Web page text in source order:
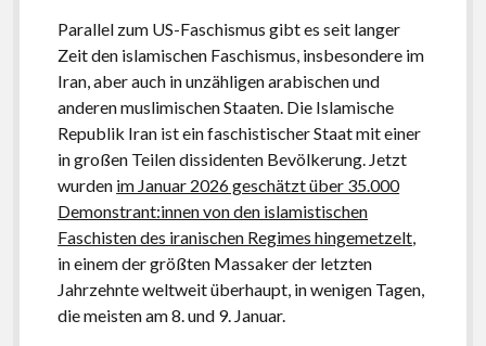
Parallel zum US-Faschismus gibt es seit langer
Zeit den islamischen Faschismus, insbesondere im
Iran, aber auch in unzähligen arabischen und
anderen muslimischen Staaten. Die Islamische
Republik Iran ist ein faschistischer Staat mit einer
in großen Teilen dissidenten Bevölkerung. Jetzt
wurden im Januar 2026 geschätzt über 35.000
Demonstrant:innen von den islamistischen
Faschisten des iranischen Regimes hingemetzelt,
in einem der größten Massaker der letzten
Jahrzehnte weltweit überhaupt, in wenigen Tagen,
die meisten am 8. und 9. Januar.